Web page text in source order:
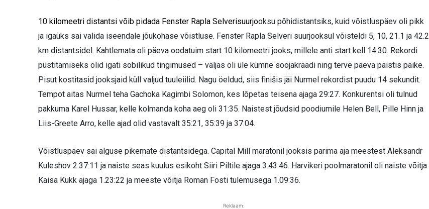
10 kilomeetri distantsi võib pidada Fenster Rapla Selverisuurjooksu põhidistantsiks, kuid võistluspäev oli pikk
ja igaüks sai valida iseendale jõukohase võistluse. Fenster Rapla Selveri suurjooksul võisteldi 5, 10, 21.1 ja 42.2
km distantsidel. Kahtlemata oli päeva oodatuim start 10 kilomeetri jooks, millele anti start kell 14:30. Rekordi
püstitamiseks olid igati sobilikud tingimused – väljas oli üle kümne soojakraadi ning terve päeva paistis päike.
Pisut kostitasid jooksjaid küll valjud tuuleiilid. Nagu öeldud, siis finišis jäi Nurmel rekordist puudu 14 sekundit.
Tempot aitas Nurmel teha Gachoka Kagimbi Solomon, kes lõpetas teisena ajaga 29:27. Konkurentsi oli tulnud
pakkuma Karel Hussar, kelle kolmanda koha aeg oli 31:35. Naistest jõudsid poodiumile Helen Bell, Pille Hinn ja
Liis-Greete Arro, kelle ajad olid vastavalt 35:21, 35:39 ja 37:04.
Võistluspäev sai alguse pikemate distantsidega. Capital Mill maratonil jooksis parima aja meestest Aleksandr
Kuleshov 2.37:11 ja naiste seas kuulus esikoht Siiri Piltile ajaga 3.43:46. Harvikeri poolmaratonil oli naiste võitja
Kaisa Kukk ajaga 1.23:22 ja meeste võitja Roman Fosti tulemusega 1.09:36.
Reklaam: